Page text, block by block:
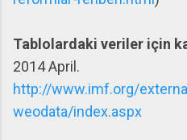
Tablolardaki veriler için
2014 April.
http://www.imf.org/
weodata/index.aspx